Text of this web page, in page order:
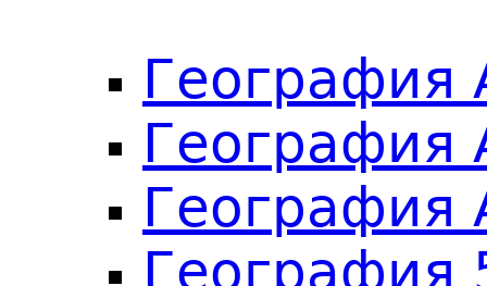
География
География
География
География